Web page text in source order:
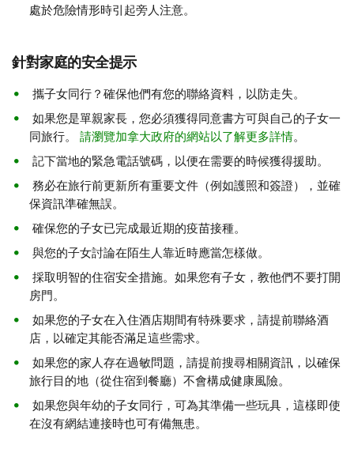
處於危險情形時引起旁人注意。
針對家庭的安全提示
攜子女同行？確保他們有您的聯絡資料，以防走失。
如果您是單親家長，您必須獲得同意書方可與自己的子女一
同旅行。 請瀏覽加拿大政府的網站以了解更多詳情。
記下當地的緊急電話號碼，以便在需要的時候獲得援助。
務必在旅行前更新所有重要文件（例如護照和簽證），並確
保資訊準確無誤。
確保您的子女已完成最近期的疫苗接種。
與您的子女討論在陌生人靠近時應當怎樣做。
採取明智的住宿安全措施。如果您有子女，教他們不要打開
房門。
如果您的子女在入住酒店期間有特殊要求，請提前聯絡酒
店，以確定其能否滿足這些需求。
如果您的家人存在過敏問題，請提前搜尋相關資訊，以確保
旅行目的地（從住宿到餐廳）不會構成健康風險。
如果您與年幼的子女同行，可為其準備一些玩具，這樣即使
在沒有網結連接時也可有備無患。